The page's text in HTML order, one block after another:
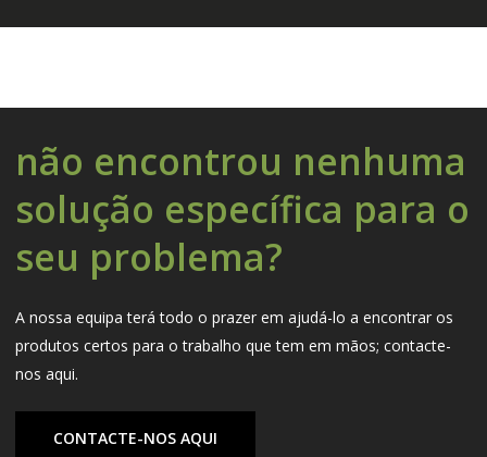
não encontrou nenhuma
solução específica para o
seu problema?
A nossa equipa terá todo o prazer em ajudá-lo a encontrar os
produtos certos para o trabalho que tem em mãos; contacte-
nos aqui.
CONTACTE-NOS AQUI